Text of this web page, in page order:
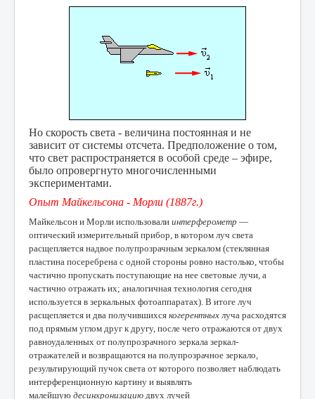
Но скорость света - величина постоянная и не
зависит от системы отсчета. Предположение о том,
что свет распространяется в особой среде – эфире,
было опровергнуто многочисленными
экспериментами.
Опыт Майкельсона - Морли (1887г.)
Майкельсон и Морли использовали интерферометр —
оптический измерительный прибор, в котором луч света
расщепляется надвое полупрозрачным зеркалом (стеклянная
пластина посеребрена с одной стороны ровно настолько, чтобы
частично пропускать поступающие на нее световые лучи, а
частично отражать их; аналогичная технология сегодня
используется в зеркальных фотоаппаратах). В итоге луч
расщепляется и два получившихся когерентных луча расходятся
под прямым углом друг к другу, после чего отражаются от двух
равноудаленных от полупрозрачного зеркала зеркал-
отражателей и возвращаются на полупрозрачное зеркало,
результирующий пучок света от которого позволяет наблюдать
интерференционную картину и выявлять
малейшую десинхронизацию двух лучей